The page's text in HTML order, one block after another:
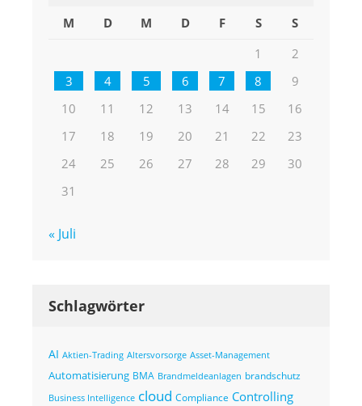
M D M D F S
S
1
2
3
4 5 6 7 8
9
10
11 12 13 14 15
16
17
18 19 20 21 22
23
24
25 26 27 28 29
30
31
« Juli
Schlagwörter
AI Aktien-Trading Altersvorsorge Asset-Management
Automatisierung BMA Brandmeldeanlagen brandschutz
Business Intelligence cloud Compliance Controlling